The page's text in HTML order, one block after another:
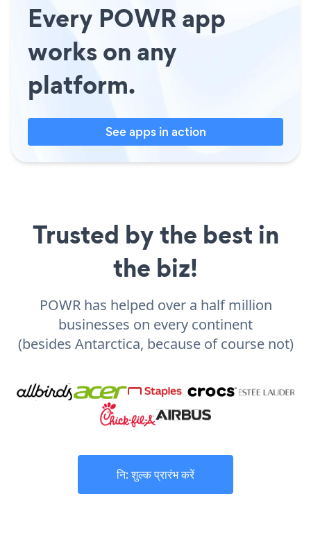
Every POWR app
works on any
platform.
See apps in action
Trusted by the best in
the biz!
POWR has helped over a half million
businesses on every continent
(besides Antarctica, because of course not)
नि: शुल्क प्रारंभ करें